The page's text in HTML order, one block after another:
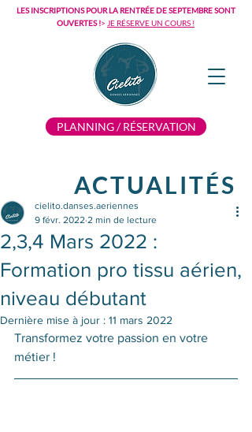
PLANNING / RÉSERVATION
LES INSCRIPTIONS POUR LA RENTRÉE DE SEPTEMBRE SONT
OUVERTES !> JE RÉSERVE UN COURS !
ACTUALITÉS
2,3,4 Mars 2022 :
Formation pro tissu aérien,
niveau débutant
cielito.danses.aeriennes
9 févr. 2022 2 min de lecture
Dernière mise à jour : 11 mars 2022
Transformez votre passion en votre
métier !